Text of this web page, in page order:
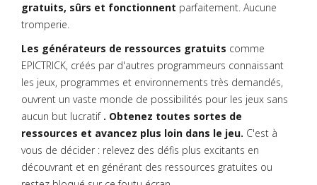
gratuits, sûrs et fonctionnent parfaitement. Aucune
tromperie.
Les générateurs de ressources gratuits comme
EPICTRICK, créés par d'autres programmeurs connaissant
les jeux, programmes et environnements très demandés,
ouvrent un vaste monde de possibilités pour les jeux sans
aucun but lucratif . Obtenez toutes sortes de
ressources et avancez plus loin dans le jeu. C'est à
vous de décider : relevez des défis plus excitants en
découvrant et en générant des ressources gratuites ou